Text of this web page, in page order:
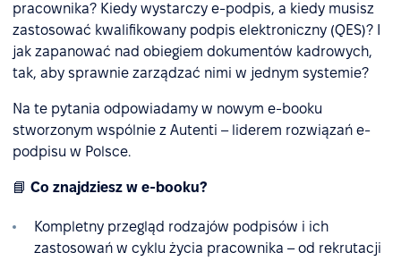
pracownika? Kiedy wystarczy e-podpis, a kiedy musisz
zastosować kwalifikowany podpis elektroniczny (QES)? I
jak zapanować nad obiegiem dokumentów kadrowych,
tak, aby sprawnie zarządzać nimi w jednym systemie?
Na te pytania odpowiadamy w nowym e-booku
stworzonym wspólnie z Autenti – liderem rozwiązań e-
podpisu w Polsce.
📘 Co znajdziesz w e-booku?
Kompletny przegląd rodzajów podpisów i ich
zastosowań w cyklu życia pracownika – od rekrutacji